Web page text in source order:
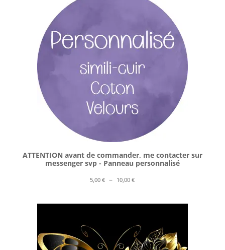
ATTENTION avant de commander, me contacter sur
messenger svp - Panneau personnalisé
5,00€ – 10,00€Plage
prix :
à
10,00 €